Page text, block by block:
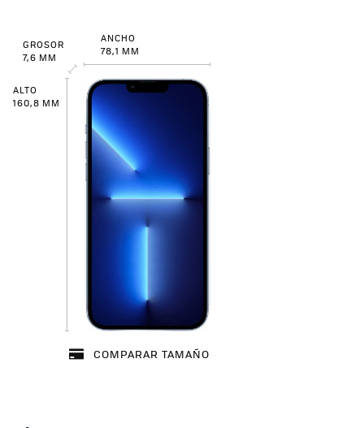
GROSOR
7,6 MM
ANCHO
78,1 MM
ALTO
160,8 MM
COMPARAR TAMAÑO